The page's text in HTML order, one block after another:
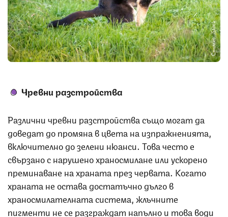
Снимка: iStock
Чревни разстройства
Различни чревни разстройства също могат да
доведат до промяна в цвета на изпражненията,
включително до зелени нюанси. Това често е
свързано с нарушено храносмилане или ускорено
преминаване на храната през червата. Когато
храната не остава достатъчно дълго в
храносмилателната система, жлъчните
пигменти не се разграждат напълно и това води